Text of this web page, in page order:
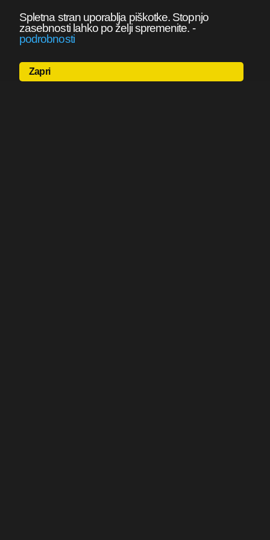
Spletna stran uporablja piškotke. Stopnjo
zasebnosti lahko po želji spremenite. -
podrobnosti
Zapri